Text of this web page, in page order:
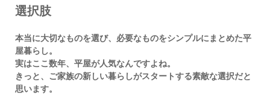
選択肢
本当に大切なものを選び、必要なものをシンプルにまとめた平
屋暮らし。
実はここ数年、平屋が人気なんですよね。
きっと、ご家族の新しい暮らしがスタートする素敵な選択だと
思います。